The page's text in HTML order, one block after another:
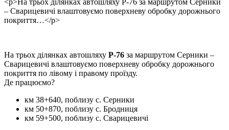
– Сварицевичі влаштовуємо поверхневу обробку дорожнього
покриття…</p>
На трьох ділянках автошляху Р-76 за маршрутом Серники –
Сварицевичі влаштовуємо поверхневу обробку дорожнього
покриття по лівому і правому проїзду.
Де працюємо?
км 38+640, поблизу с. Серники
км 50+870, поблизу с. Бродниця
км 59+500, поблизу с. Сварицевичі